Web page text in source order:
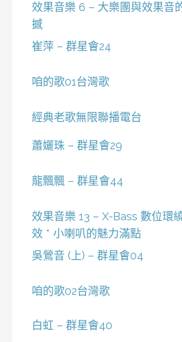
效果音樂 6 – 大樂團與效果音
撼
崔萍 – 群星會24
咱的歌01台灣歌
經典老歌無限聯播電台
蕭孋珠 – 群星會29
龍飄飄 – 群星會44
效果音樂 13 – X-Bass 數位環
效 * 小喇叭的魅力滿點
吳鶯音 (上) – 群星會04
咱的歌02台灣歌
白虹 – 群星會40